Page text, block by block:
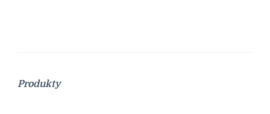
Produkty